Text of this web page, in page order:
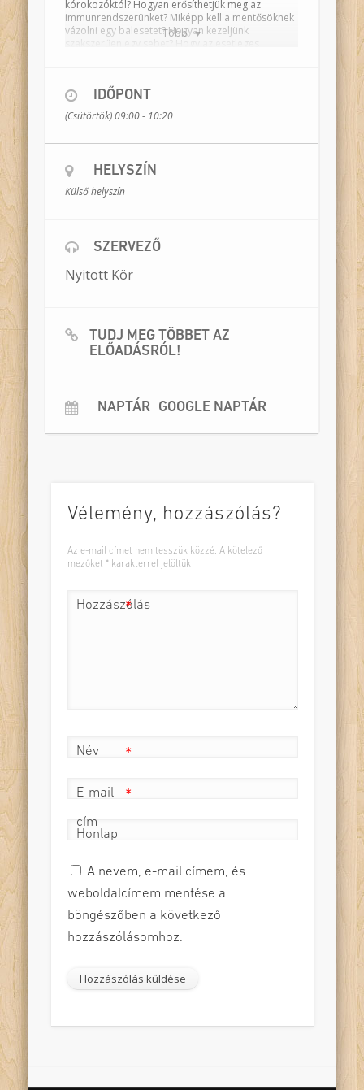
Több
kórokozóktól? Hogyan erősíthetjük meg az
immunrendszerünket? Miképp kell a mentősöknek
vázolni egy balesetet? Hogyan kezeljünk
meg is tanulják, be is gyakorolják a diákok, játékos,
ügyességi feladatokkal.
Játsszák:Kazári András, Krasznahorkai
Foglalkozásvezető:Császár Réka
Meszlényi-Bodnár Zoltán
SzakértőSzabó Anikó, védőnő
Időtartam:
Helyszín:osztályterem
IDŐPONT
(Csütörtök) 09:00 - 10:20
HELYSZÍN
Külső helyszín
SZERVEZŐ
Nyitott Kör
TUDJ MEG TÖBBET AZ
ELŐADÁSRÓL!
NAPTÁR GOOGLE NAPTÁR
Vélemény, hozzászólás?
Az e-mail címet nem tesszük közzé. A kötelező
mezőket * karakterrel jelöltük
Hozzászólás
*
Név *
E-mail
cím
*
Honlap
A nevem, e-mail címem, és
weboldalcímem mentése a
böngészőben a következő
hozzászólásomhoz.